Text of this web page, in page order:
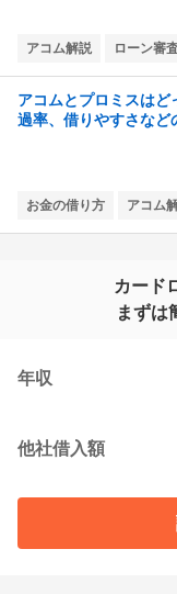
アコム解説 ローン審
アコムとプロミスは
過率、借りやすさなど
お金の借り方 アコム
カード
まずは
年収
他社借入額